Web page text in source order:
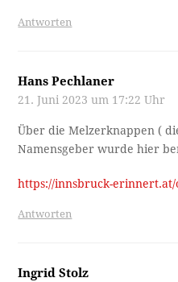
Antworten
Hans Pechlaner
21. Juni 2023 um 17:22 Uhr
Über die Melzerknappen (
Namensgeber wurde hier
https://innsbruck-erinnert.at/
Antworten
Ingrid Stolz